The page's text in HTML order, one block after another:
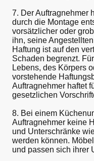
7. Der Auftragnehmer
durch die Montage
vorsätzlicher oder
ihn, seine
Haftung ist auf den
Schaden begrenzt.
Lebens, des Körpers
vorstehende
Auftragnehmer haftet
gesetzlichen
8. Bei einem
Auftragnehmer keine
und Unterschränke
werden können.
und passen sich ihrer